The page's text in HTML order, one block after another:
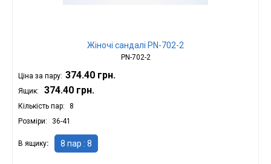
Жіночі сандалі PN-702-2
PN-702-2
Ціна за пару: 374.40 грн.
Ящик: 374.40 грн.
Кількість пар
8
Розміри
36-41
В ящику 8 пар : 8